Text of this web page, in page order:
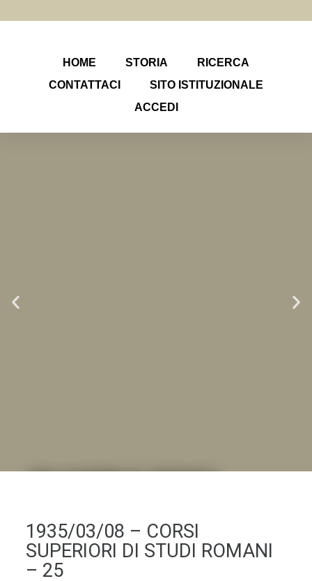
HOME STORIA
RICERCA
CONTATTACI
SITO ISTITUZIONALE
ACCEDI
1935/03/08 – CORSI
SUPERIORI DI STUDI ROMANI
– 25